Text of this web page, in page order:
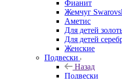
Фианит
Жемчуг
Аметис
Для детей
Для детей
Женские
Подвески
Назад
Подвески